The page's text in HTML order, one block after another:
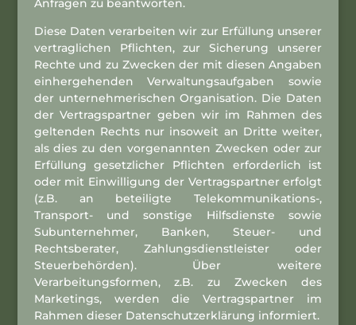
Anfragen zu beantworten.
Diese Daten verarbeiten wir zur Erfüllung unserer
vertraglichen Pflichten, zur Sicherung unserer
Rechte und zu Zwecken der mit diesen Angaben
einhergehenden Verwaltungsaufgaben sowie
der unternehmerischen Organisation. Die Daten
der Vertragspartner geben wir im Rahmen des
geltenden Rechts nur insoweit an Dritte weiter,
als dies zu den vorgenannten Zwecken oder zur
Erfüllung gesetzlicher Pflichten erforderlich ist
oder mit Einwilligung der Vertragspartner erfolgt
(z.B. an beteiligte Telekommunikations-,
Transport- und sonstige Hilfsdienste sowie
Subunternehmer, Banken, Steuer- und
Rechtsberater, Zahlungsdienstleister oder
Steuerbehörden). Über weitere
Verarbeitungsformen, z.B. zu Zwecken des
Marketings, werden die Vertragspartner im
Rahmen dieser Datenschutzerklärung informiert.